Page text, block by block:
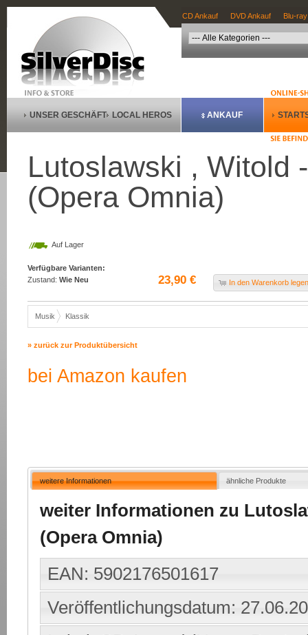
CD Ankauf DVD Ankauf Blu-
UNSER GESCHÄFT LOCAL HEROS ANKAUF
Lutoslawski , Witold
(Opera Omnia)
Auf Lager
Verfügbare Varianten:
Zustand: Wie Neu 23,90 € In den Warenkorb
Musik Klassik
» zurück zur Produktübersicht
bei Amazon kaufen
weitere Informationen ähnliche Produkte
weiter Informationen zu
(Opera Omnia)
EAN: 5902176501617
Veröffentlichungsdatum: